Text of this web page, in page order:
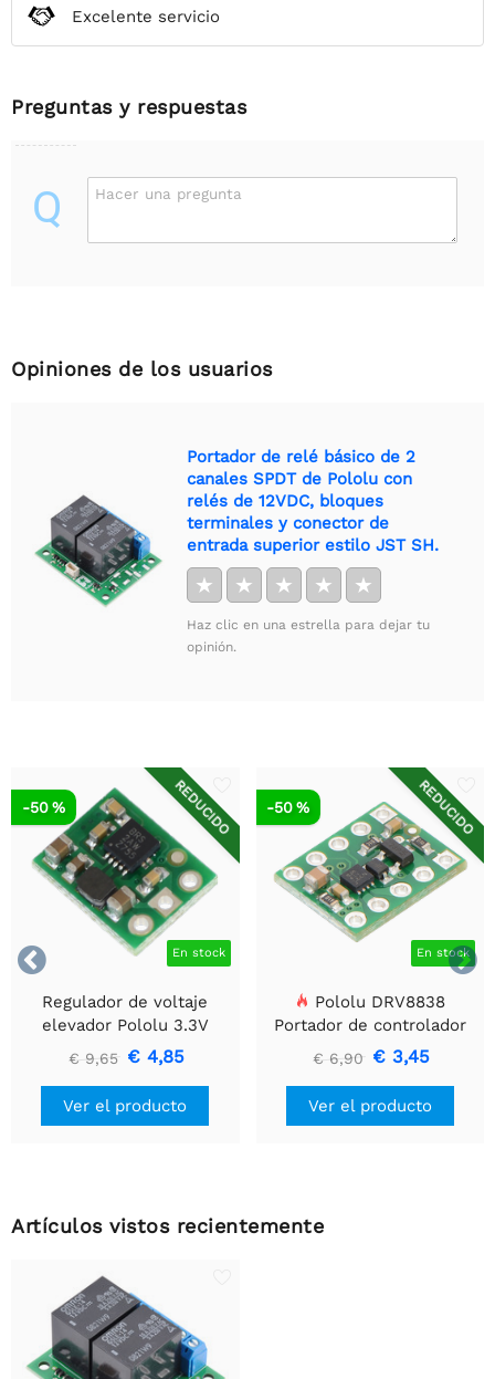
Excelente servicio
Preguntas y respuestas
Q Hacer una pregunta
Opiniones de los usuarios
Portador de relé básico de 2
canales SPDT de Pololu con
relés de 12VDC, bloques
terminales y conector de
entrada superior estilo JST SH.
★ ★ ★ ★ ★
Haz clic en una estrella para dejar tu
opinión.


REDUCIDO
En stock
-50 %
Regulador de voltaje
elevador Pololu 3.3V
U1V10F3
€ 9,65 € 4,85
Ver el producto
REDUCIDO
En stock
-50 %
Pololu DRV8838
Portador de controlador
de motor DC cepillado
€ 6,90 € 3,45
Ver el producto
Artículos vistos recientemente